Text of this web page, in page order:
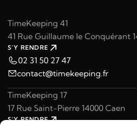
TimeKeeping 41
41 Rue Guillaume le Conquérant
S'Y RENDRE
02 31 50 27 47
contact@timekeeping.fr
TimeKeeping 17
17 Rue Saint-Pierre 14000 Caen
S'Y RENDRE